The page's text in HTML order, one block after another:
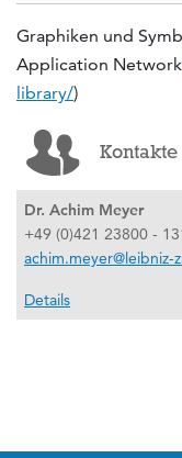
Graphiken und
Application
library/)
Kontakte
Dr. Achim Meyer
+49 (0)421 23800 -
achim.meyer@leibniz-
Details